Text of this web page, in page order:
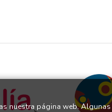
nuestra página web.